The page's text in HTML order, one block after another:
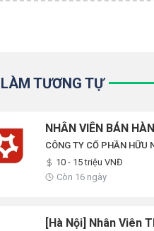
TƯƠNG TỰ
NHÂN VIÊN BÁN
CÔNG TY CỔ PHẦN HỮU
10 - 15 triệu VNĐ
Còn 16 ngày
[Hà Nội] Nhân Viên